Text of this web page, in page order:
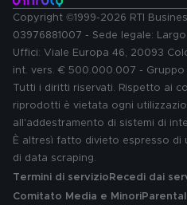
Copyright ©1999-2026 RTI
03976881007 - Sede legale:
Uffici: Viale Europa 46, 20093
int. vers. € 500.000.007 - Gruppo
Tutti i diritti riservati. Rispetto ai
riprodotti è vietata ogni
all'addestramento di sistemi di
È altresì fatto divieto espresso di
di data scraping.
Termini di servizio Recedi dai
Comitato Media e Minori